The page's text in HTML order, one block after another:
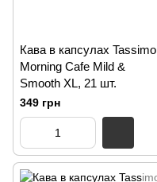
Кава в капсулах Tassimo
Morning Cafe Mild &
Smooth XL, 21 шт.
349 грн